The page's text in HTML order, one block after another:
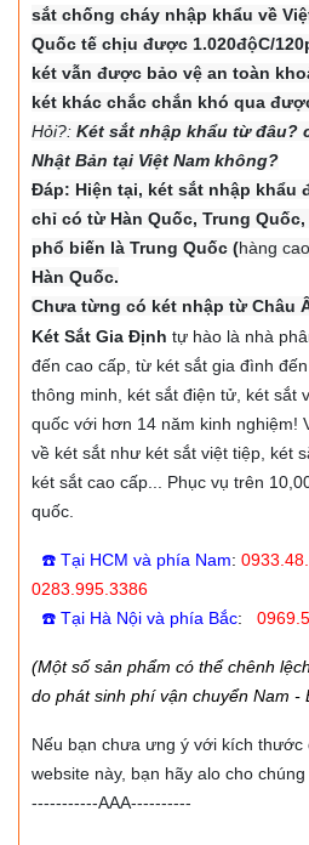
sắt chống cháy nhập khẩu về
Quốc tế chịu được 1.020độC/
két vẫn được bảo vệ an toàn
két khác chắc chắn khó qua
Hỏi?: Két sắt nhập khẩu từ đâu?
Nhật Bản tại Việt Nam không?
Đáp: Hiện tại, két sắt nhập khẩu
chỉ có từ Hàn Quốc, Trung
phổ biến là Trung Quốc (hàng
Hàn Quốc.
Chưa từng có két nhập từ Châu
Két Sắt Gia Định tự hào là nhà
đến cao cấp, từ két sắt gia đình
thông minh, két sắt điện tử, két sắt
quốc với hơn 14 năm kinh nghiệm!
về két sắt như két sắt việt tiệp, két
két sắt cao cấp... Phục vụ trên
quốc.
☎️ Tại HCM và phía Nam:
0283.995.3386
☎️ Tại Hà Nội và phía Bắc:
(Một số sản phẩm có thể chênh
do phát sinh phí vận chuyển Nam -
Nếu bạn chưa ưng ý với kích thước
website này, bạn hãy alo cho
-----------AAA----------